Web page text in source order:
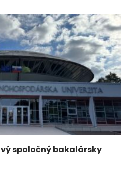
spoločný bakalársky